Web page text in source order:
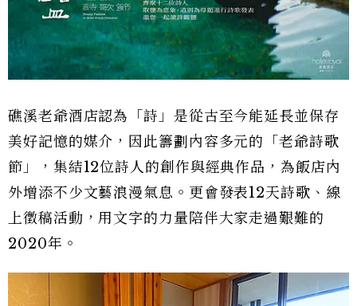
礁溪老爺酒店認為「詩」是從古至今能延長並保存
美好記憶的媒介，因此籌劃內容多元的「老爺詩歌
節」，集結12位詩人的創作與經典作品，為飯店內
外增添不少文藝浪漫氣息。更會發表12天詩歌、線
上徵稿活動，用文字的力量陪伴大家走過艱難的
2020年。